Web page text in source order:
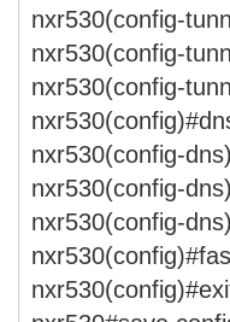
nxr530(config-
nxr530(config-
nxr530(config-
nxr530(config-
nxr530(config-
nxr530(config-